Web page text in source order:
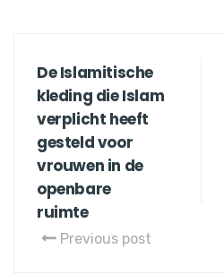
De Islamitische
kleding die Islam
verplicht heeft
gesteld voor
vrouwen in de
openbare
ruimte
Previous post